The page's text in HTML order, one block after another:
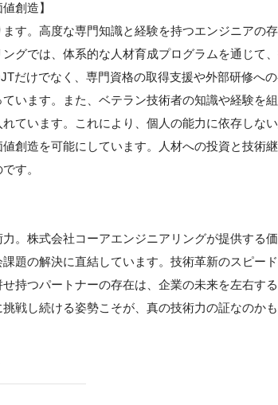
創造】
す。高度な専門知識と経験を持つエンジニアの
グでは、体系的な人材育成プログラムを通じて
だけでなく、専門資格の取得支援や外部研修へ
います。また、ベテラン技術者の知識や経験を
ています。これにより、個人の能力に依存しな
創造を可能にしています。人材への投資と技術
す。
。株式会社コーアエンジニアリングが提供する
題の解決に直結しています。技術革新のスピー
持つパートナーの存在は、企業の未来を左右す
戦し続ける姿勢こそが、真の技術力の証なのかも